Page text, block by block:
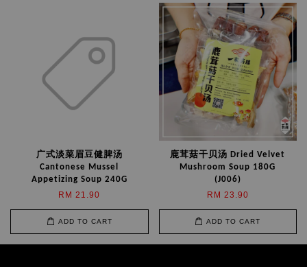
广式淡菜眉豆健脾汤
Cantonese Mussel
Appetizing Soup 240G
RM 21.90
ADD TO CART
鹿茸菇干贝汤 Dried Velvet
Mushroom Soup 180G
(J006)
RM 23.90
ADD TO CART